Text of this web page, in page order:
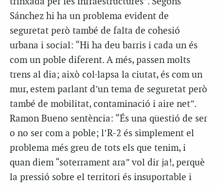
Sánchez hi ha un problema evident de
seguretat però també de falta de cohesió
urbana i social: “Hi ha deu barris i cada un és
com un poble diferent. A més, passen molts
trens al dia; això col·lapsa la ciutat, és com un
mur, estem parlant d’un tema de seguretat però
també de mobilitat, contaminació i aire net”.
Ramon Bueno sentència: “És una qüestió de ser
o no ser com a poble; l’R-2 és simplement el
problema més greu de tots els que tenim, i
quan diem “soterrament ara” vol dir ja!, perquè
la pressió sobre el territori és insuportable i